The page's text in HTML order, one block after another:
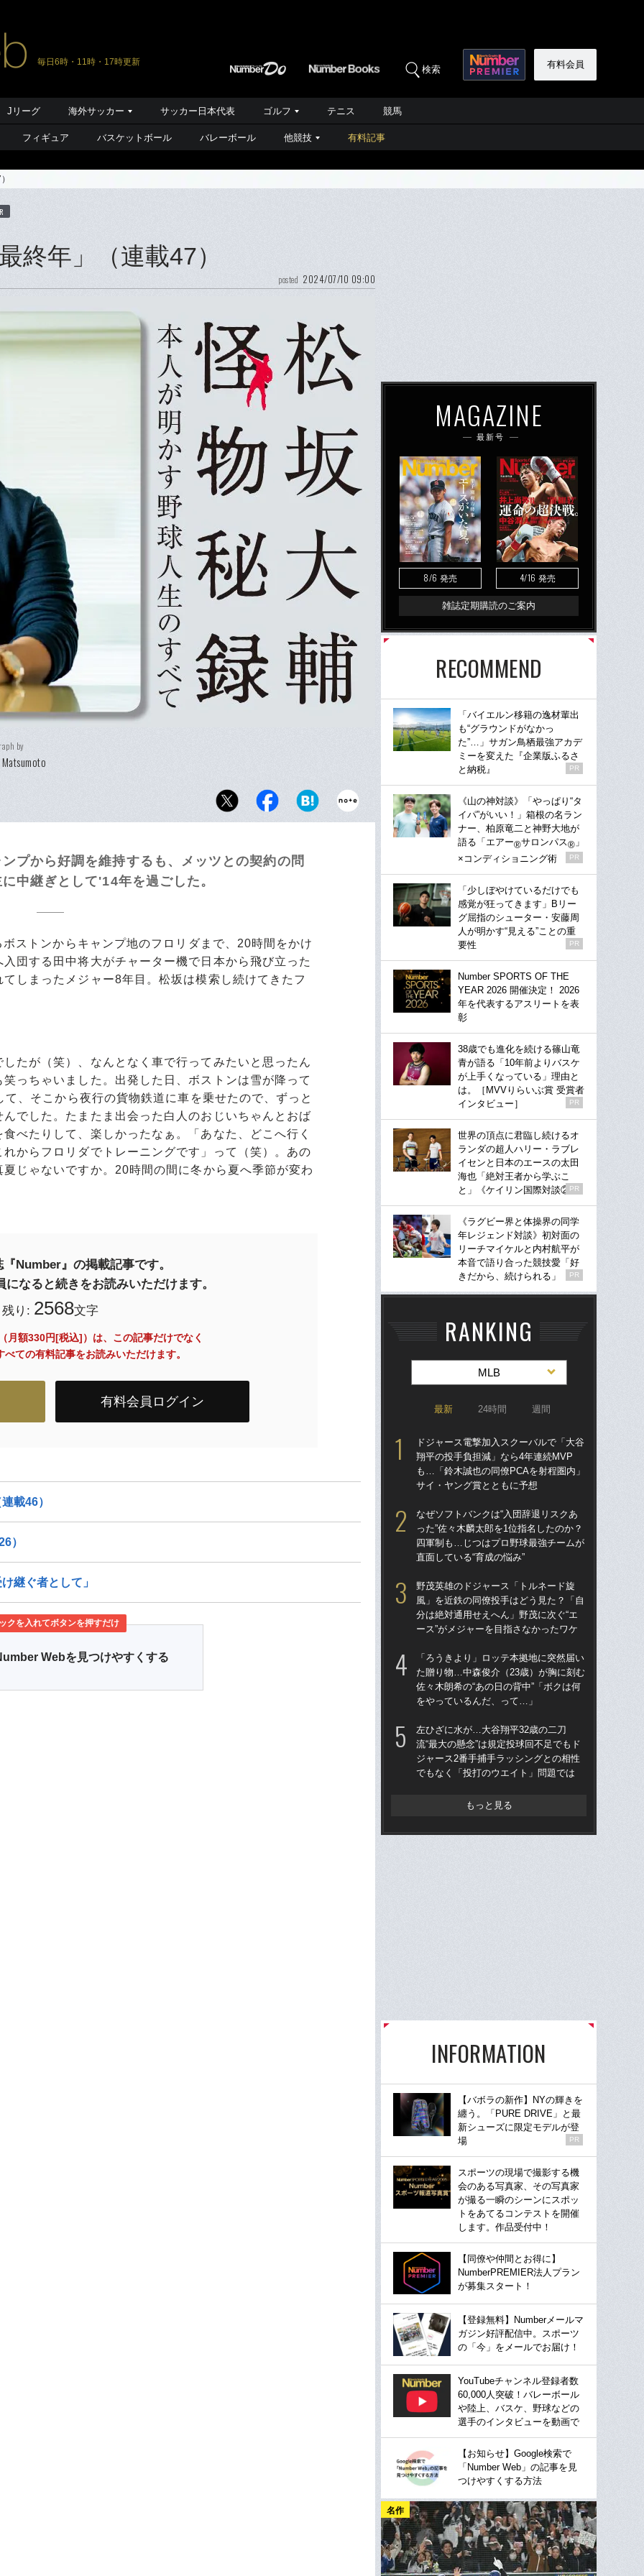
毎日6時・11時・17時更新
検索 有料会員
Jリーグ 海外サッカー サッカー日本代表 ゴルフ テニス 競馬
フィギュア バスケットボール バレーボール 他競技 有料記事
終年」（連載47）
posted 2024/07/10 09:00
by
プから好調を維持するも、メッツとの契約の問
中継ぎとして'14年を過ごした。
トンからキャンプ地のフロリダまで、20時間をかけ
団する田中将大がチャーター機で日本から飛び立った
しまったメジャー8年目。松坂は模索し続けてきたフ
たが（笑）、なんとなく車で行ってみたいと思ったん
っちゃいました。出発した日、ボストンは雪が降って
、そこから夜行の貨物鉄道に車を乗せたので、ずっと
でした。たまたま出会った白人のおじいちゃんとおば
べたりして、楽しかったなぁ。「あなた、どこへ行く
からフロリダでトレーニングです」って（笑）。あの
じゃないですか。20時間の間に冬から夏へ季節が変わ
Number』の掲載記事です。
なると続きをお読みいただけます。
残り: 2568文字
月額330円[税込]）は、この記事だけでなく
ての有料記事をお読みいただけます。
有料会員ログイン
載46）
）
継ぐ者として」
クを入れてボタンを押すだけ
Webを見つけやすくする
MAGAZINE
最新号
8/6 発売 4/16 発売
雑誌定期購読のご案内
RECOMMEND
「バイエルン移籍の逸材輩出
も“グラウンドがなかっ
た”…」サガン鳥栖最強アカデ
ミーを変えた『企業版ふるさ
と納税』
PR
《山の神対談》「やっぱり“タ
イパ”がいい！」箱根の名ラン
ナー、柏原竜二と神野大地が
語る「エアー®サロンパス® 」
×コンディショニング術
PR
「少しぼやけているだけでも
感覚が狂ってきます」Bリー
グ屈指のシューター・安藤周
人が明かす“見える”ことの重
要性
PR
Number SPORTS OF THE
YEAR 2026 開催決定！ 2026
年を代表するアスリートを表
彰
38歳でも進化を続ける篠山竜
青が語る「10年前よりバスケ
が上手くなっている」理由と
は。［MVVりらいぶ賞 受賞者
インタビュー］
PR
世界の頂点に君臨し続けるオ
ランダの超人ハリー・ラブレ
イセンと日本のエースの太田
海也「絶対王者から学ぶこ
と」《ケイリン国際対談②》
PR
《ラグビー界と体操界の同学
年レジェンド対談》初対面の
リーチマイケルと内村航平が
本音で語り合った競技愛「好
きだから、続けられる」
PR
RANKING
MLB
最新 24時間 週間
ドジャース電撃加入スクーバルで「大谷
翔平の投手負担減」なら4年連続MVP
も…「鈴木誠也の同僚PCAを射程圏内」
サイ・ヤング賞とともに予想
なぜソフトバンクは“入団辞退リスクあ
った”佐々木麟太郎を1位指名したのか？
四軍制も…じつはプロ野球最強チームが
直面している“育成の悩み”
野茂英雄のドジャース「トルネード旋
風」を近鉄の同僚投手はどう見た？「自
分は絶対通用せえへん」野茂に次ぐ“エ
ース”がメジャーを目指さなかったワケ
「ろうきより」ロッテ本拠地に突然届い
た贈り物…中森俊介（23歳）が胸に刻む
佐々木朗希の“あの日の背中”「ボクは何
をやっているんだ、って…」
左ひざに水が…大谷翔平32歳の二刀
流“最大の懸念”は規定投球回不足でもド
ジャース2番手捕手ラッシングとの相性
でもなく「投打のウエイト」問題では
もっと見る
INFORMATION
【バボラの新作】NYの輝きを
纏う。「PURE DRIVE」と最
新シューズに限定モデルが登
場
PR
スポーツの現場で撮影する機
会のある写真家、その写真家
が撮る一瞬のシーンにスポッ
トをあてるコンテストを開催
します。作品受付中！
【同僚や仲間とお得に】
NumberPREMIER法人プラン
が募集スタート！
【登録無料】Numberメールマ
ガジン好評配信中。スポーツ
の「今」をメールでお届け！
YouTubeチャンネル登録者数
60,000人突破！バレーボール
や陸上、バスケ、野球などの
選手のインタビューを動画で
【お知らせ】Google検索で
「Number Web」の記事を見
つけやすくする方法
名作